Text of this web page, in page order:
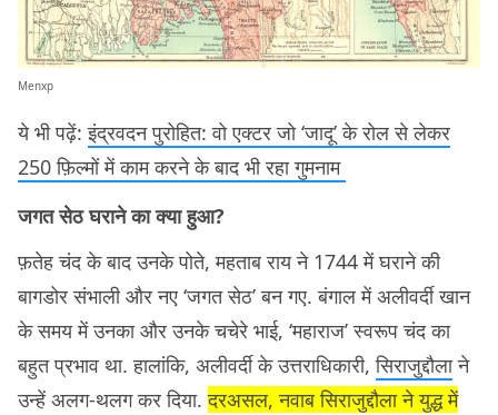
Menxp
ये भी पढ़ें:इंद्रवदन पुरोहित: वो एक्टर जो ‘जादू’ के रोल से लेकर
250 फ़िल्मों में काम करने के बाद भी रहा गुमनाम
जगत सेठ घराने का क्या हुआ?
फ़तेह चंद के बाद उनके पोते, महताब राय ने 1744 में घराने की
बागडोर संभाली और नए ‘जगत सेठ’ बन गए. बंगाल में अलीवर्दी खान
के समय में उनका और उनके चचेरे भाई, ‘महाराज’ स्वरूप चंद का
बहुत प्रभाव था. हालांकि, अलीवर्दी के उत्तराधिकारी,सिराजुद्दौलाने
उन्हें अलग-थलग कर दिया.दरअसल, नवाब सिराजुद्दौला ने युद्ध में